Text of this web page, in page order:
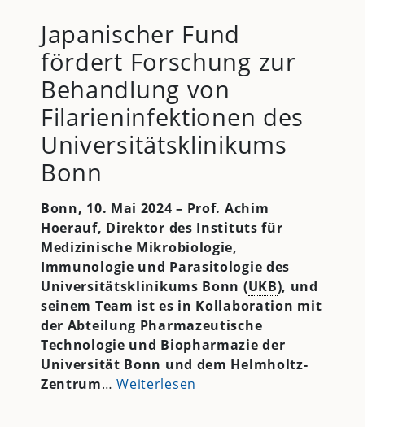
Japanischer Fund
fördert Forschung zur
Behandlung von
Filarieninfektionen des
Universitätsklinikums
Bonn
Bonn, 10. Mai 2024 – Prof. Achim
Hoerauf, Direktor des Instituts für
Medizinische Mikrobiologie,
Immunologie und Parasitologie des
Universitätsklinikums Bonn (UKB), und
seinem Team ist es in Kollaboration mit
der Abteilung Pharmazeutische
Technologie und Biopharmazie der
Universität Bonn und dem Helmholtz-
Zentrum…Weiterlesen